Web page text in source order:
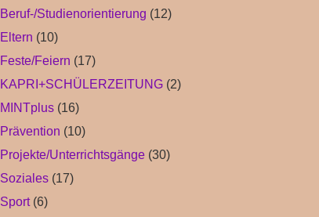
Beruf-/Studienorientierung (12)
Eltern (10)
Feste/Feiern (17)
KAPRI+SCHÜLERZEITUNG (2)
MINTplus (16)
Prävention (10)
Projekte/Unterrichtsgänge (30)
Soziales (17)
Sport(6)